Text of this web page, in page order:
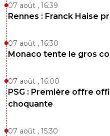
07 août , 16:39
Rennes : Franck Haise
07 août , 16:30
Monaco tente le gros
07 août , 16:00
PSG : Première offre
choquante
07 août , 15:30